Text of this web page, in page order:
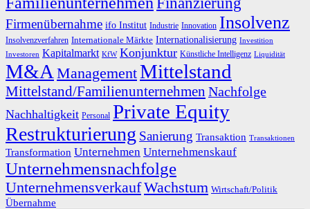
Firmenübernahme ifo Institut Industrie Innovation Insolvenz
Insolvenzverfahren Internationale Märkte Internationalisierung Investition
Investoren Kapitalmarkt KfW Konjunktur Künstliche Intelligenz Liquidität
M&A ManagementMittelstand
Mittelstand/Familienunternehmen Nachfolge
Nachhaltigkeit Personal Private Equity
Restrukturierung Sanierung Transaktion Transaktionen
Transformation Unternehmen Unternehmenskauf
Unternehmensnachfolge
UnternehmensverkaufWachstum Wirtschaft/Politik
Übernahme